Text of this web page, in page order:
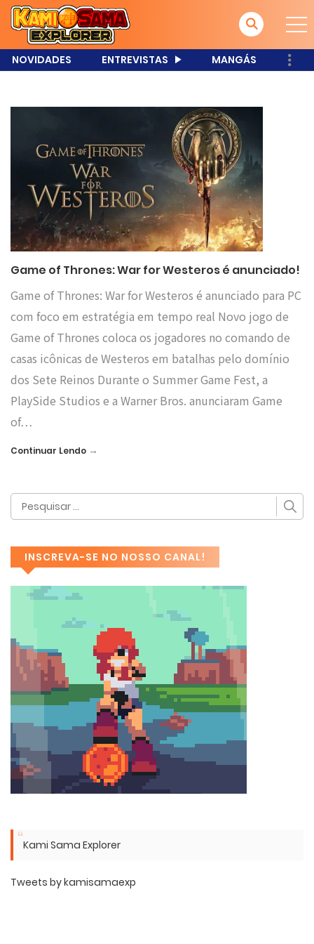
NOVIDADES ENTREVISTAS MANGÁS
Game of Thrones: War for Westeros é anunciado!
Game of Thrones: War for Westeros é anunciado para PC
com foco em estratégia em tempo real Novo jogo de
Game of Thrones coloca os jogadores no comando de
casas icônicas de Westeros em batalhas pelo domínio
dos Sete Reinos Durante o Summer Game Fest, a
PlaySide Studios e a Warner Bros. anunciaram Game
of…
Continuar Lendo →
INSCREVA-SE NO NOSSO CANAL!
Kami Sama Explorer
Tweets by kamisamaexp